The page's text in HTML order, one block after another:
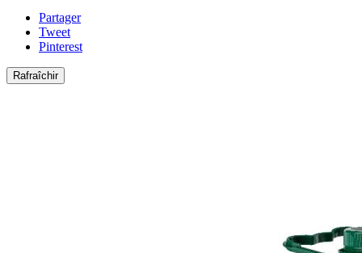
Partager
Tweet
Pinterest